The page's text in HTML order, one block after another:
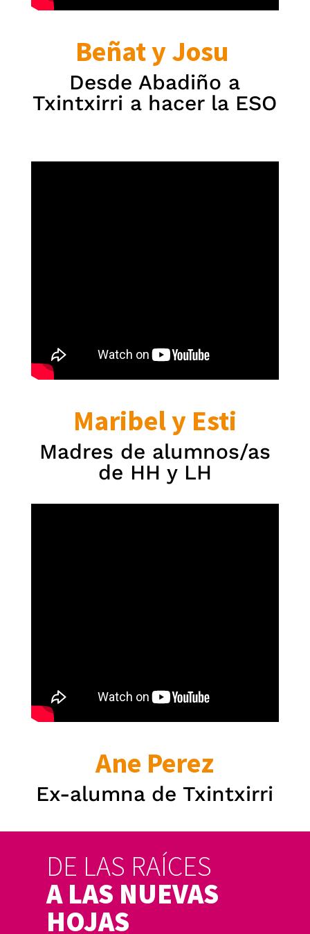
Beñat y Josu
Desde Abadiño a
Txintxirri a hacer la ESO
Maribel y Esti
Madres de alumnos/as
de HH y LH
Ane Perez
Ex-alumna de Txintxirri
DE LAS RAÍCES
A LAS NUEVAS
HOJAS